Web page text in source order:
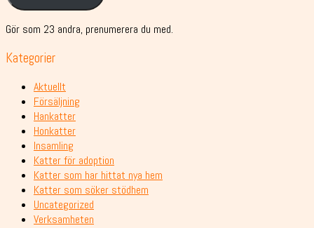
Gör som 23 andra, prenumerera du med.
Kategorier
Aktuellt
Försäljning
Hankatter
Honkatter
Insamling
Katter för adoption
Katter som har hittat nya hem
Katter som söker stödhem
Uncategorized
Verksamheten